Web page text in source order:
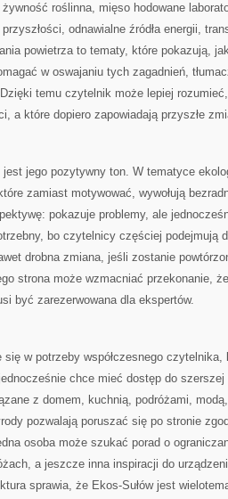
roślinna, mięso hodowane
odnawialne źródła energii,
powietrza to tematy, które pokazują,
w oswajaniu tych zagadnień,
temu czytelnik może lepiej
a które dopiero zapowiadają przyszłe
jego pozytywny ton. W tematyce
zamiast motywować, wywołują
pokazuje problemy, ale
bo czytelnicy częściej podejmują
drobna zmiana, jeśli zostanie
strona może wzmacniać przekonanie,
być zarezerwowana dla ekspertów.
się w potrzeby współczesnego
chce mieć dostęp do szerszej
z domem, kuchnią, podróżami,
pozwalają poruszać się po stronie
osoba może szukać porad o
a jeszcze inna inspiracji do
sprawia, że Ekos-Sułów jest